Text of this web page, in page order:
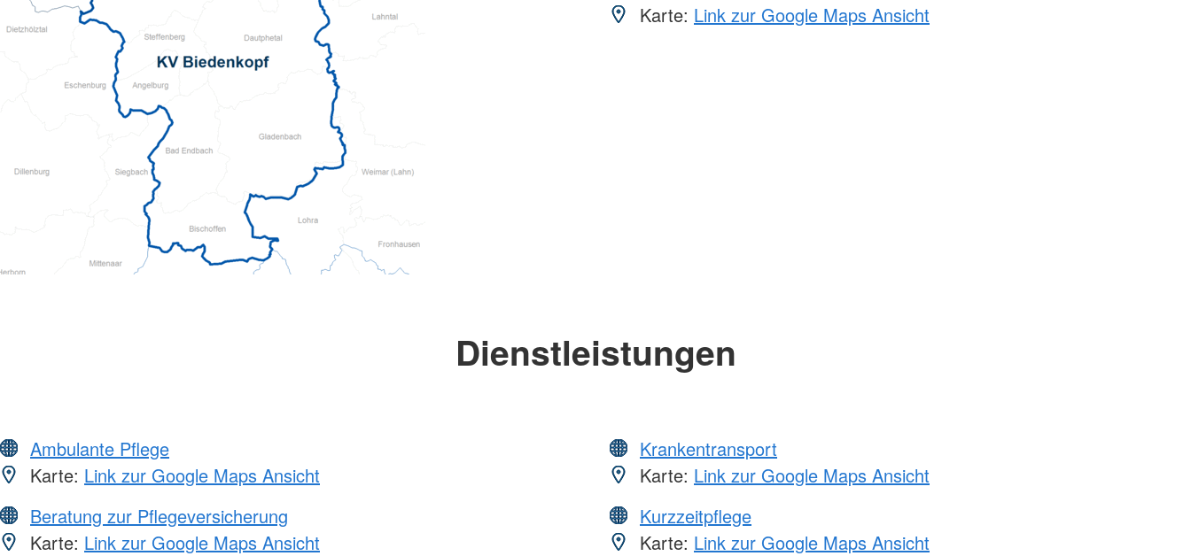
Karte: Link zur Google Maps Ansicht
Dienstleistungen
Ambulante Pflege
Karte: Link zur Google Maps Ansicht
Beratung zur Pflegeversicherung
Karte: Link zur Google Maps Ansicht
Krankentransport
Karte: Link zur Google Maps Ansicht
Kurzzeitpflege
Karte: Link zur Google Maps Ansicht